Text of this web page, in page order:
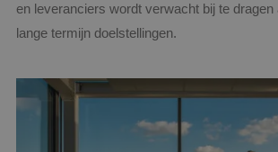
en leveranciers wordt verwacht bij te dragen
lange termijn doelstellingen.